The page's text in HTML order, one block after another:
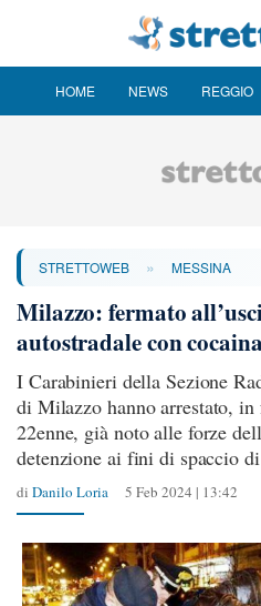
HOME NEWS REGGIO
STRETTOWEB » MESSINA
Milazzo: fermato
autostradale con
I Carabinieri della Sezione
di Milazzo hanno arrestato,
22enne, già noto alle forze
detenzione ai fini di spaccio
di Danilo Loria 5 Feb 2024 | 13:42